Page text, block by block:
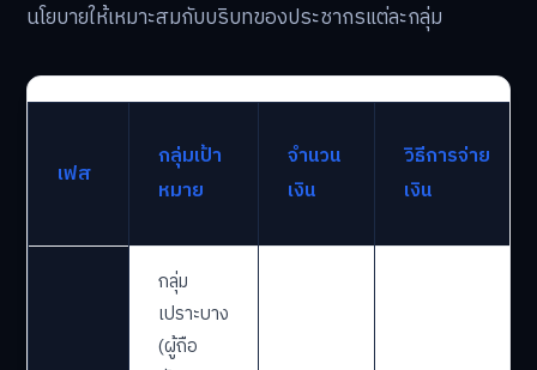
นโยบายให้เหมาะสมกับบริบทของประชากรแต่ละกลุ่ม
เฟส
กลุ่มเป้า
หมาย
จำนวน
เงิน
วิธีการจ่าย
เงิน
กลุ่ม
เปราะบาง
(ผู้ถือ